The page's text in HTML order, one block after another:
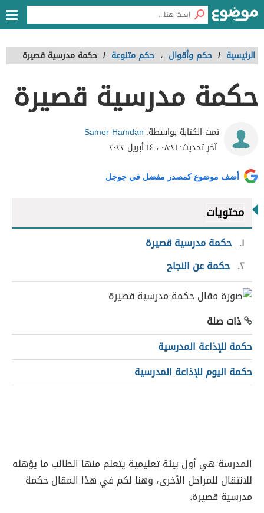
الرئيسية / حكم وأقوال ، حكم متنوعة / حكمة مدرسية قصيرة
حكمة مدرسية قصيرة
تمت الكتابة بواسطة: Samer Hamdan
آخر تحديث: ٠٨:٢١ ، ١٤ أبريل ٢٠٢٢
أضف موضوع كمصدر مفضل في جوجل
محتويات
١ حكمة مدرسية قصيرة
٢ حكمة عن النجاح
ذات صلة
حكمة للإذاعة المدرسية
حكمة اليوم للإذاعة المدرسية
المدرسة هي أول بيئة تعليمية يتعلم منها الطالب ما يؤهله
للانتقال للمراحل الأخرى، وهنا لكم في هذا المقال حكمة
مدرسية قصيرة.